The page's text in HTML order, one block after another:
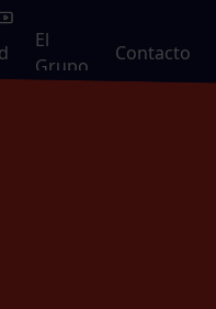
El
Grupo
Contacto